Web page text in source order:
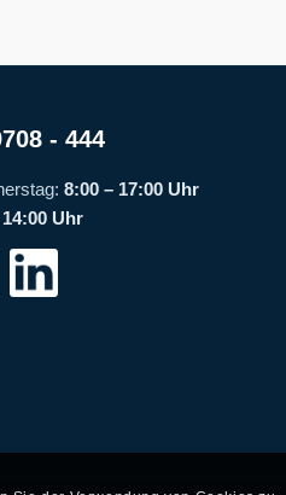
- 444
8:00 – 17:00 Uhr
Uhr